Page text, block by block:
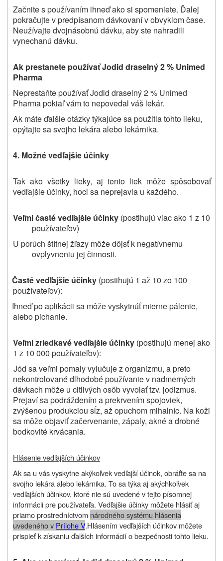
Začnite s používaním ihneď ako si spomeniete. Ďalej
pokračujte v predpísanom dávkovaní v obvyklom čase.
Neužívajte dvojnásobnú dávku, aby ste nahradili
vynechanú dávku.
Ak prestanete používať Jodid draselný 2 % Unimed
Pharma
Neprestaňte používať Jodid draselný 2 % Unimed
Pharma pokiaľ vám to nepovedal váš lekár.
Ak máte ďalšie otázky týkajúce sa použitia tohto lieku,
opýtajte sa svojho lekára alebo lekárnika.
4. Možné vedľajšie účinky
Tak ako všetky lieky, aj tento liekmôže spôsobovať
vedľajšie účinky, hoci sa neprejavia u každého.
Veľmi časté vedľajšie účinky (postihujú viac ako 1 z 10
používateľov)
U porúch štítnej žľazy môže dôjsť k negatívnemu
ovplyvneniu jej činnosti.
Časté vedľajšie účinky (postihujú 1 až 10 zo 100
používateľov):
Ihneď po aplikácii sa môže vyskytnúť mierne pálenie,
alebo pichanie.
Veľmi zriedkavé vedľajšie účinky (postihujú menej ako
1 z 10 000 používateľov):
Jód sa veľmi pomaly vylučuje z organizmu, a preto
nekontrolované dlhodobé používanie v nadmerných
dávkach môže u citlivých osôb vyvolať tzv. jodizmus.
Prejaví sa podráždením a prekrvením spojoviek,
zvýšenou produkciou sĺz, až opuchom mihalníc. Na koži
sa môže objaviť začervenanie, zápaly, akné a drobné
bodkovité krvácania.
Hlásenie vedľajších účinkov
Ak sa u vás vyskytne akýkoľvek vedľajší účinok, obráťte sa na
svojho lekára alebo lekárnika. To sa týka aj akýchkoľvek
vedľajších účinkov, ktoré nie sú uvedené v tejto písomnej
informácii pre používateľa. Vedľajšie účinky môžete hlásiť aj
priamo prostredníctvom národného systému hlásenia
uvedeného v Prílohe V.Hlásením vedľajších účinkov môžete
prispieť k získaniu ďalších informácií o bezpečnosti tohto lieku.